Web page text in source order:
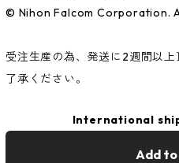
© Nihon Falcom Corporation.
受注生産の為、発送に2週間以
了承ください。
International
Add